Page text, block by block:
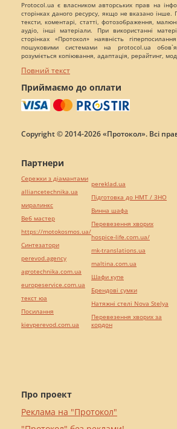
Protocol.ua є власником авторських прав на
сторінках даного ресурсу, якщо не вказано інше.
тексти, коментарі, статті, фотозображення,
аудіо, інші матеріали. При використанні
сторінках «Протокол» наявність
пошуковими системами на protocol.ua
розуміється копіювання, адаптація, рерайтинг,
Повний текст
Приймаємо до оплати
Copyright © 2014-2026 «Протокол». Всі
Про проект
Реклама на "Протокол"
Партнери
Сережки з діамантами
alliancetechnika.ua
миралинкс
Веб мастер
https://motokosmos.ua/
Синтезатори
perevod.agency
agrotechnika.com.ua
europeservice.com.ua
текст юа
Посилання
kievperevod.com.ua
pereklad.ua
Підготовка до НМТ / ЗНО
Винна шафа
Перевезення хворих
hospice-life.com.ua/
mk-translations.ua
maltina.com.ua
Шафи купе
Брендові сумки
Натяжні стелі Nova Stelya
Перевезення хворих за
кордон